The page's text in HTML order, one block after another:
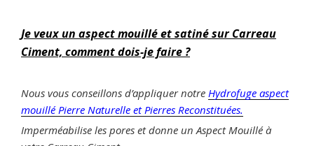
Je veux un aspect mouillé et satiné sur Carreau
Ciment, comment dois-je faire ?
Nous vous conseillons d’appliquer notre Hydrofuge aspect
mouillé Pierre Naturelle et Pierres Reconstituées.
Imperméabilise les pores et donne un Aspect Mouillé à